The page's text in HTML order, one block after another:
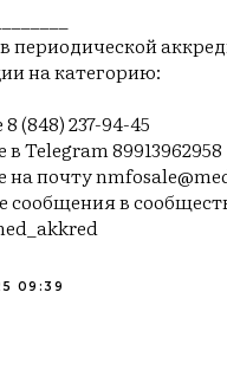
периодической
на категорию:
(848) 237-94-45
Telegram 89913962958
почту
сообщения в
09:39